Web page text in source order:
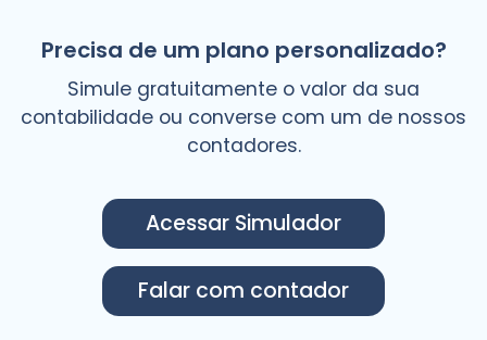
Precisa de um plano personalizado?
Simule gratuitamente o valor da sua
contabilidade ou converse com um de nossos
contadores.
Acessar Simulador
Falar com contador